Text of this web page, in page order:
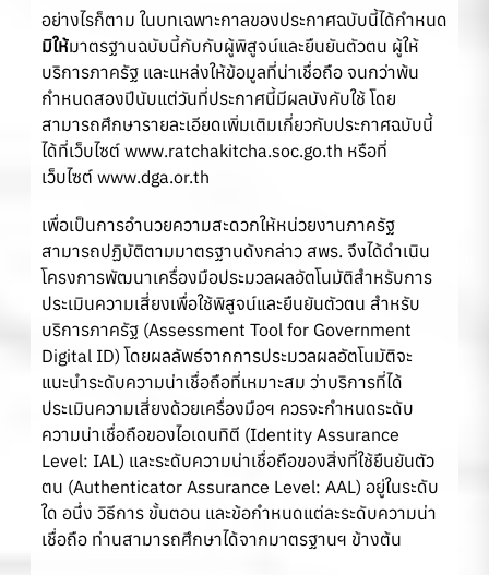
อย่างไรก็ตาม ในบทเฉพาะกาลของประกาศฉบับนี้ได้กำหนด
มิให้มาตรฐานฉบับนี้กับกับผู้พิสูจน์และยืนยันตัวตน ผู้ให้
บริการภาครัฐ และแหล่งให้ข้อมูลที่น่าเชื่อถือ จนกว่าพ้น
กำหนดสองปีนับแต่วันที่ประกาศนี้มีผลบังคับใช้ โดย
สามารถศึกษารายละเอียดเพิ่มเติมเกี่ยวกับประกาศฉบับนี้
ได้ที่เว็บไซต์ www.ratchakitcha.soc.go.th หรือที่
เว็บไซต์ www.dga.or.th
เพื่อเป็นการอำนวยความสะดวกให้หน่วยงานภาครัฐ
สามารถปฏิบัติตามมาตรฐานดังกล่าว สพร. จึงได้ดำเนิน
โครงการพัฒนาเครื่องมือประมวลผลอัตโนมัติสำหรับการ
ประเมินความเสี่ยงเพื่อใช้พิสูจน์และยืนยันตัวตน สำหรับ
บริการภาครัฐ (Assessment Tool for Government
Digital ID) โดยผลลัพธ์จากการประมวลผลอัตโนมัติจะ
แนะนำระดับความน่าเชื่อถือที่เหมาะสม ว่าบริการที่ได้
ประเมินความเสี่ยงด้วยเครื่องมือฯ ควรจะกำหนดระดับ
ความน่าเชื่อถือของไอเดนทิตี (Identity Assurance
Level: IAL) และระดับความน่าเชื่อถือของสิ่งที่ใช้ยืนยันตัว
ตน (Authenticator Assurance Level: AAL) อยู่ในระดับ
ใด อนึ่ง วิธีการ ขั้นตอน และข้อกำหนดแต่ละระดับความน่า
เชื่อถือ ท่านสามารถศึกษาได้จากมาตรฐานฯ ข้างต้น